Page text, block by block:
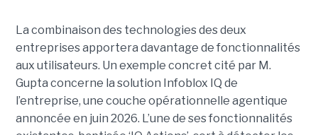
La combinaison des technologies des deux
entreprises apportera davantage de fonctionnalités
aux utilisateurs. Un exemple concret cité par M.
Gupta concerne la solution Infoblox IQ de
l’entreprise, une couche opérationnelle agentique
annoncée en juin 2026. L’une de ses fonctionnalités